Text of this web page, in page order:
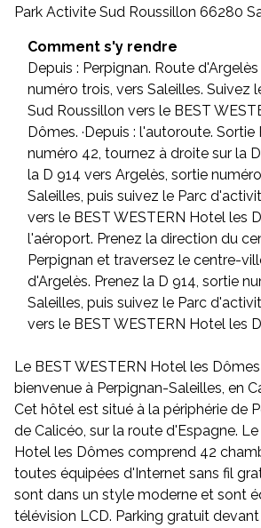
Park Activite Sud Roussillon 66280
Comment s'y rendre
Depuis : Perpignan. Route
numéro trois, vers Saleilles. Suivez
Sud Roussillon vers le BEST
Dômes. ·Depuis : l'autoroute. Sortie
numéro 42, tournez à droite sur la
la D 914 vers Argelès, sortie
Saleilles, puis suivez le Parc
vers le BEST WESTERN Hotel les
l'aéroport. Prenez la direction du
Perpignan et traversez le centre-
d'Argelès. Prenez la D 914, sortie
Saleilles, puis suivez le Parc
vers le BEST WESTERN Hotel les
Le BEST WESTERN Hotel les
bienvenue à Perpignan-Saleilles, en
Cet hôtel est situé à la périphérie de
de Calicéo, sur la route d'Espagne.
Hotel les Dômes comprend 42
toutes équipées d'Internet sans fil
sont dans un style moderne et sont
télévision LCD. Parking gratuit